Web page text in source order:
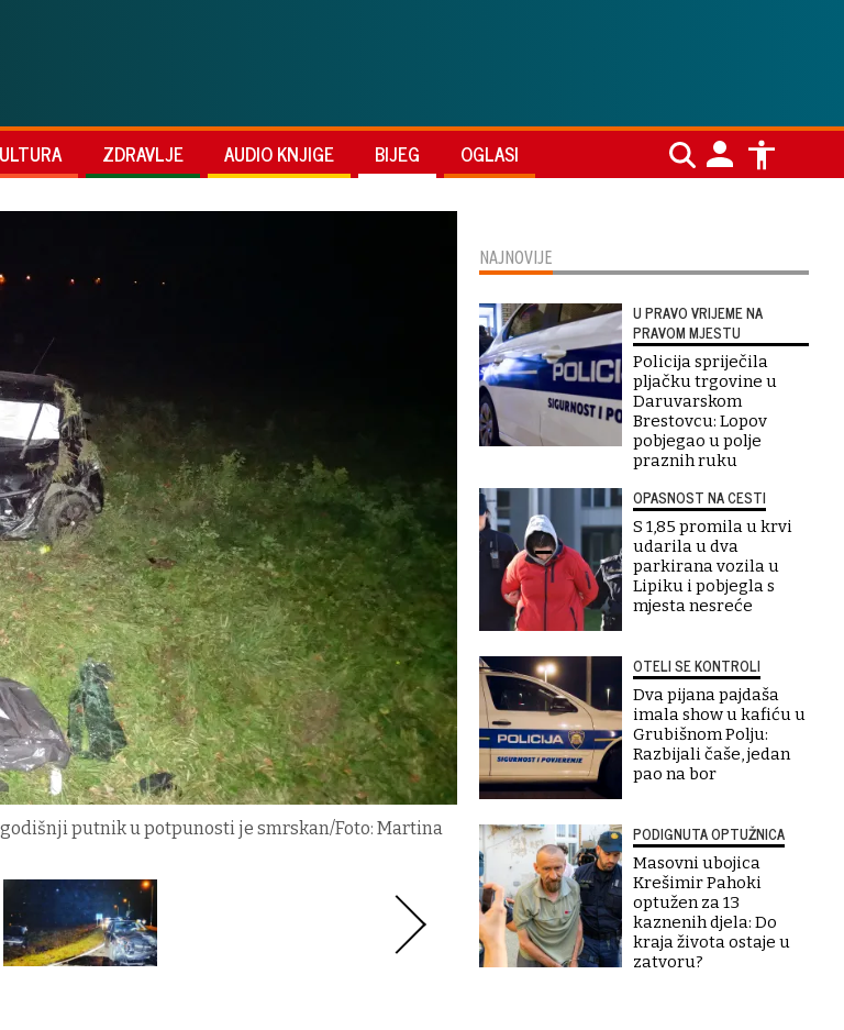
ZDRAVLJE AUDIO KNJIGE BIJEG OGLASI
putnik u potpunosti je smrskan/Foto: Martina
NAJNOVIJE
U PRAVO VRIJEME NA
PRAVOM MJESTU
Policija spriječila
pljačku trgovine u
Daruvarskom
Brestovcu: Lopov
pobjegao u polje
praznih ruku
OPASNOST NA CESTI
S 1,85 promila u krvi
udarila u dva
parkirana vozila u
Lipiku i pobjegla s
mjesta nesreće
OTELI SE KONTROLI
Dva pijana pajdaša
imala show u kafiću u
Grubišnom Polju:
Razbijali čaše, jedan
pao na bor
PODIGNUTA OPTUŽNICA
Masovni ubojica
Krešimir Pahoki
optužen za 13
kaznenih djela: Do
kraja života ostaje u
zatvoru?